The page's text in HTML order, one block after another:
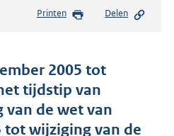
s
n
d
s
g
r
Printen Delen
2005 tot
tijdstip van
de wet van
tot wijziging van de